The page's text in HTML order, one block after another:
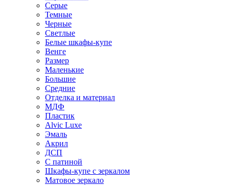
Серые
Темные
Черные
Светлые
Белые шкафы-купе
Венге
Размер
Маленькие
Большие
Средние
Отделка и материал
МДФ
Пластик
Alvic Luxe
Эмаль
Акрил
ДСП
С патиной
Шкафы-купе с зеркалом
Матовое зеркало